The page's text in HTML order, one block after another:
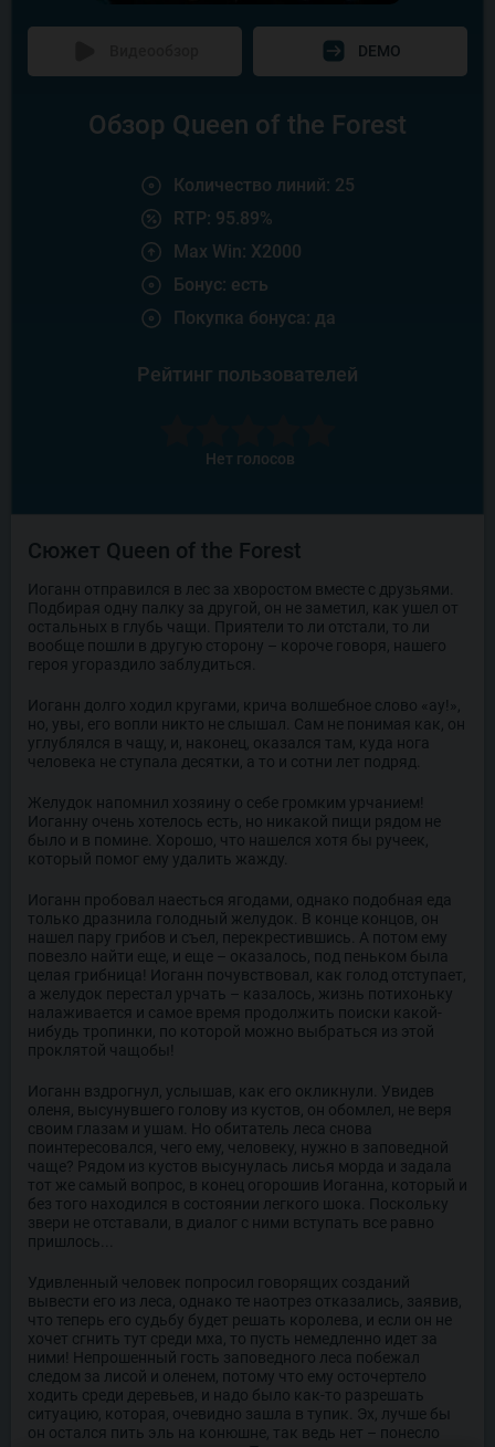
DEMO
Обзор Queen of the Forest
Количество линий: 25
RTP: 95.89%
Max Win: X2000
Бонус: есть
Покупка бонуса: да
Рейтинг пользователей
Нет голосов
Сюжет Queen of the Forest
Иоганн отправился в лес за хворостом вместе с друзьями.
Подбирая одну палку за другой, он не заметил, как ушел от
остальных в глубь чащи. Приятели то ли отстали, то ли
вообще пошли в другую сторону – короче говоря, нашего
героя угораздило заблудиться.
Иоганн долго ходил кругами, крича волшебное слово «ау!»,
но, увы, его вопли никто не слышал. Сам не понимая как, он
углублялся в чащу, и, наконец, оказался там, куда нога
человека не ступала десятки, а то и сотни лет подряд.
Желудок напомнил хозяину о себе громким урчанием!
Иоганну очень хотелось есть, но никакой пищи рядом не
было и в помине. Хорошо, что нашелся хотя бы ручеек,
который помог ему удалить жажду.
Иоганн пробовал наесться ягодами, однако подобная еда
только дразнила голодный желудок. В конце концов, он
нашел пару грибов и съел, перекрестившись. А потом ему
повезло найти еще, и еще – оказалось, под пеньком была
целая грибница! Иоганн почувствовал, как голод отступает,
а желудок перестал урчать – казалось, жизнь потихоньку
налаживается и самое время продолжить поиски какой-
нибудь тропинки, по которой можно выбраться из этой
проклятой чащобы!
Иоганн вздрогнул, услышав, как его окликнули. Увидев
оленя, высунувшего голову из кустов, он обомлел, не веря
своим глазам и ушам. Но обитатель леса снова
поинтересовался, чего ему, человеку, нужно в заповедной
чаще? Рядом из кустов высунулась лисья морда и задала
тот же самый вопрос, в конец огорошив Иоганна, который и
без того находился в состоянии легкого шока. Поскольку
звери не отставали, в диалог с ними вступать все равно
пришлось...
Удивленный человек попросил говорящих созданий
вывести его из леса, однако те наотрез отказались, заявив,
что теперь его судьбу будет решать королева, и если он не
хочет сгнить тут среди мха, то пусть немедленно идет за
ними! Непрошенный гость заповедного леса побежал
следом за лисой и оленем, потому что ему осточертело
ходить среди деревьев, и надо было как-то разрешать
ситуацию, которая, очевидно зашла в тупик. Эх, лучше бы
он остался пить эль на конюшне, так ведь нет – понесло